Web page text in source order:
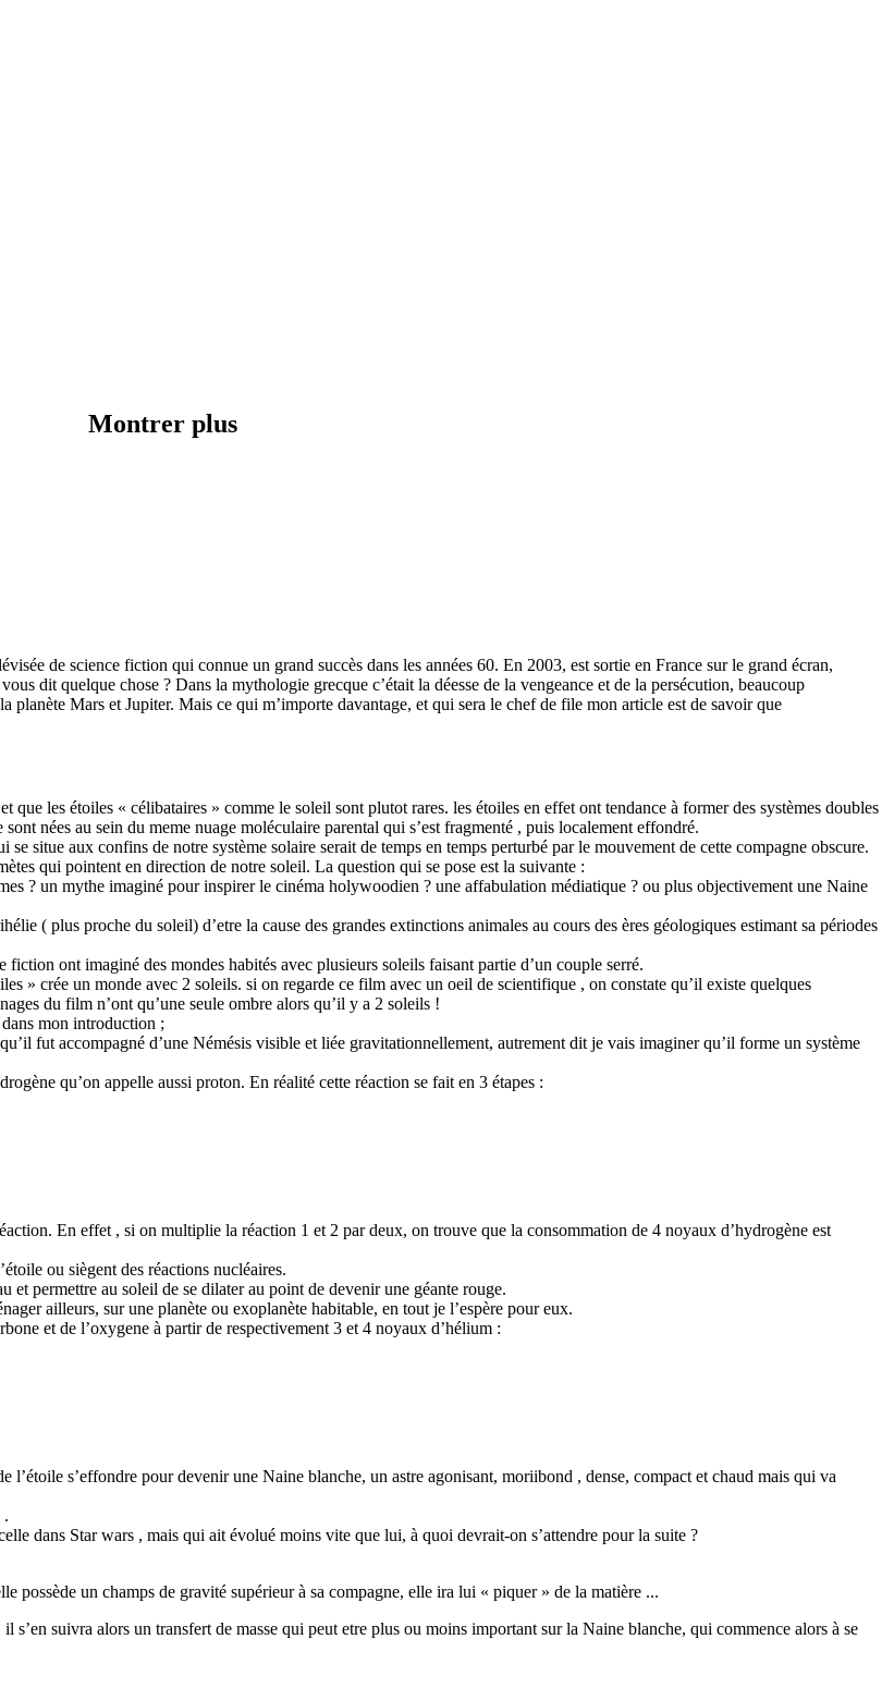
Montrer plus
de science fiction qui connue un grand succès dans les années 60. En 2003, est sortie en France sur le grand écran,
dit quelque chose ? Dans la mythologie grecque c’était la déesse de la vengeance et de la persécution, beaucoup
planète Mars et Jupiter. Mais ce qui m’importe davantage, et qui sera le chef de file mon article est de savoir que
que les étoiles « célibataires » comme le soleil sont plutot rares. les étoiles en effet ont tendance à former des systèmes doubles
nées au sein du meme nuage moléculaire parental qui s’est fragmenté , puis localement effondré.
situe aux confins de notre système solaire serait de temps en temps perturbé par le mouvement de cette compagne obscure.
qui pointent en direction de notre soleil. La question qui se pose est la suivante :
? un mythe imaginé pour inspirer le cinéma holywoodien ? une affabulation médiatique ? ou plus objectivement une Naine
( plus proche du soleil) d’etre la cause des grandes extinctions animales au cours des ères géologiques estimant sa périodes
ont imaginé des mondes habités avec plusieurs soleils faisant partie d’un couple serré.
» crée un monde avec 2 soleils. si on regarde ce film avec un oeil de scientifique , on constate qu’il existe quelques
du film n’ont qu’une seule ombre alors qu’il y a 2 soleils !
mon introduction ;
fut accompagné d’une Némésis visible et liée gravitationnellement, autrement dit je vais imaginer qu’il forme un système
qu’on appelle aussi proton. En réalité cette réaction se fait en 3 étapes :
En effet , si on multiplie la réaction 1 et 2 par deux, on trouve que la consommation de 4 noyaux d’hydrogène est
ou siègent des réactions nucléaires.
permettre au soleil de se dilater au point de devenir une géante rouge.
ailleurs, sur une planète ou exoplanète habitable, en tout je l’espère pour eux.
et de l’oxygene à partir de respectivement 3 et 4 noyaux d’hélium :
s’effondre pour devenir une Naine blanche, un astre agonisant, moriibond , dense, compact et chaud mais qui va
.
dans Star wars , mais qui ait évolué moins vite que lui, à quoi devrait-on s’attendre pour la suite ?
possède un champs de gravité supérieur à sa compagne, elle ira lui « piquer » de la matière ...
s’en suivra alors un transfert de masse qui peut etre plus ou moins important sur la Naine blanche, qui commence alors à se